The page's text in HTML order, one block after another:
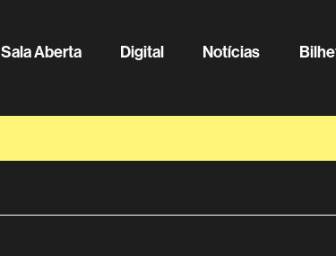
Sala Aberta Digital Notícias